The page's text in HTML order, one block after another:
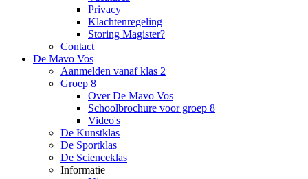
Privacy
Klachtenregeling
Storing Magister?
Contact
De Mavo Vos
Aanmelden vanaf klas 2
Groep 8
Over De Mavo Vos
Schoolbrochure voor groep 8
Video's
De Kunstklas
De Sportklas
De Scienceklas
Informatie